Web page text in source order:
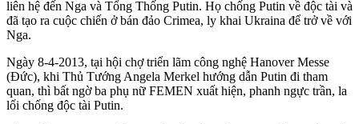
liên hệ đến Nga và Tổng Thống Putin. Họ chống Putin về độc tài và
đã tạo ra cuộc chiến ở bán đảo Crimea, ly khai Ukraina để trở về với
Nga.
Ngày 8-4-2013, tại hội chợ triển lãm công nghệ Hanover Messe
(Đức), khi Thủ Tướng Angela Merkel hướng dẫn Putin đi tham
quan, thì bất ngờ ba phụ nữ FEMEN xuất hiện, phanh ngực trần, la
lối chống độc tài Putin.